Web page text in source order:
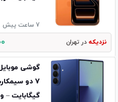
7 ساعت پیش
نزدیکه در تهران
گیگابایت –